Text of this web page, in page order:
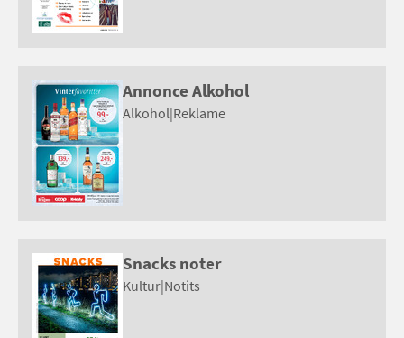
Annonce Alkohol
Alkohol|Reklame
Snacks noter
Kultur|Notits